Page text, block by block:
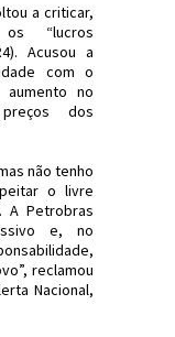
a criticar,
os “lucros
Acusou a
com o
no
dos
não tenho
o livre
A Petrobras
e, no
reclamou
Nacional,